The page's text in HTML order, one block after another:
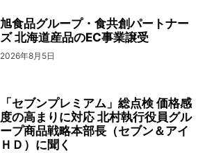
旭食品グループ・食共創パートナー
ズ 北海道産品のEC事業譲受
2026年8月5日
「セブンプレミアム」総点検 価格感
度の高まりに対応 北村執行役員グル
ープ商品戦略本部長（セブン＆アイ
ＨＤ）に聞く